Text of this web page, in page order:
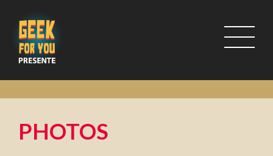
PHOTOS